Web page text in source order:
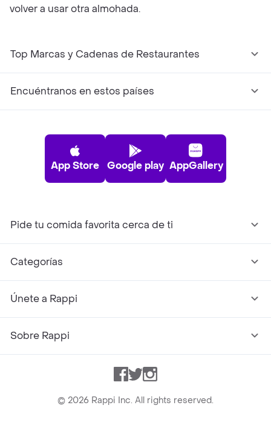
volver a usar otra almohada.
Top Marcas y Cadenas de Restaurantes
Encuéntranos en estos países
App Store Google play AppGallery
Pide tu comida favorita cerca de ti
Categorías
Únete a Rappi
Sobre Rappi
Facebook
TwitterInstagram
© 2026 Rappi Inc. All rights reserved.